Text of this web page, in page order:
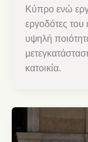
Κύπρο ενώ
εργοδότες
υψηλή
κατοικία.